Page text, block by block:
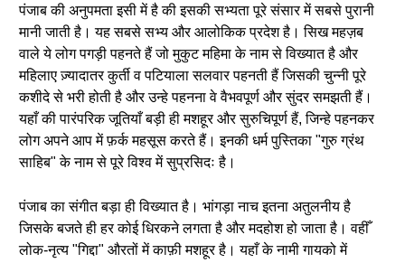
पंजाब की अनुपमता इसी में है की इसकी सभ्यता पूरे संसार में सबसे पुरानी
मानी जाती है। यह सबसे सभ्य और आलोकिक प्रदेश है। सिख महज़ब
वाले ये लोग पगड़ी पहनते हैं जो मुकुट महिमा के नाम से विख्यात है और
महिलाए ज़्यादातर कुर्ती व पटियाला सलवार पहनती हैं जिसकी चुन्नी पूरे
कशीदे से भरी होती है और उन्हे पहनना वे वैभवपूर्ण और सुंदर समझती हैं।
यहाँ की पारंपरिक जूतियाँ बड़ी ही मशहूर और सुरुचिपूर्ण हैं, जिन्हे पहनकर
लोग अपने आप में फ़र्क महसूस करते हैं। इनकी धर्म पुस्तिका "गुरु ग्रंथ
साहिब" के नाम से पूरे विश्व में सुप्रसिदः है।
पंजाब का संगीत बड़ा ही विख्यात है। भांगड़ा नाच इतना अतुलनीय है
जिसके बजते ही हर कोई धिरकने लगता है और मदहोश हो जाता है। वहीँ
लोक-नृत्य "गिद्दा" औरतों में काफ़ी मशहूर है। यहाँ के नामी गायको में